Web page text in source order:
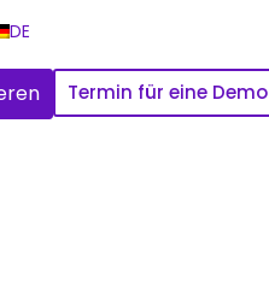
DE
Termin für eine Demo